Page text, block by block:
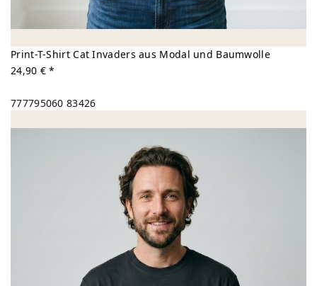
Print-T-Shirt Cat Invaders aus Modal und Baumwolle
24,90 € *
777795060 83426